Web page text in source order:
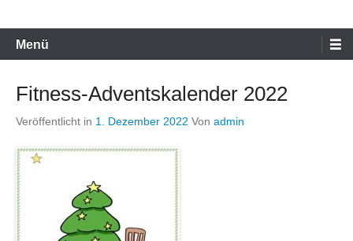
Primäres
Menü
Menü
Fitness-Adventskalender 2022
Veröffentlicht in 1. Dezember 2022 Von admin